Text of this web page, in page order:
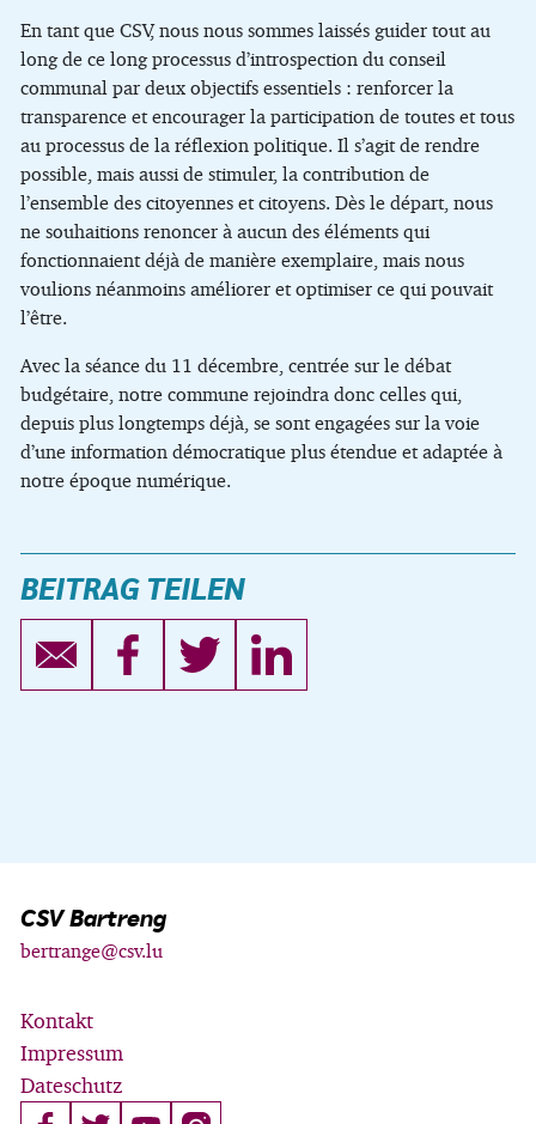
En tant que CSV, nous nous sommes laissés guider tout au
long de ce long processus d’introspection du conseil
communal par deux objectifs essentiels : renforcer la
transparence et encourager la participation de toutes et tous
au processus de la réflexion politique. Il s’agit de rendre
possible, mais aussi de stimuler, la contribution de
l’ensemble des citoyennes et citoyens. Dès le départ, nous
ne souhaitions renoncer à aucun des éléments qui
fonctionnaient déjà de manière exemplaire, mais nous
voulions néanmoins améliorer et optimiser ce qui pouvait
l’être.
Avec la séance du 11 décembre, centrée sur le débat
budgétaire, notre commune rejoindra donc celles qui,
depuis plus longtemps déjà, se sont engagées sur la voie
d’une information démocratique plus étendue et adaptée à
notre époque numérique.
BEITRAG TEILEN
CSV Bartreng
bertrange@csv.lu
Kontakt
Impressum
Dateschutz